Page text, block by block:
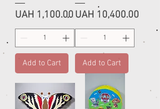
Price
UAH 1,100.00
Add to Cart
Price
UAH 10,400.00
Add to Cart